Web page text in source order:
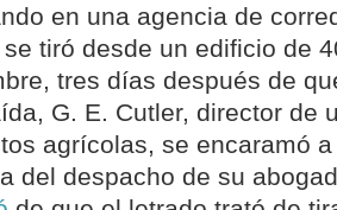
en una agencia de
se tiró desde un edificio de
tres días después de
G. E. Cutler, director de
agrícolas, se encaramó
del despacho de su